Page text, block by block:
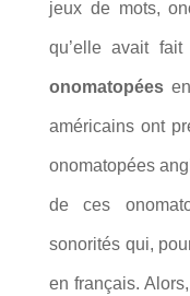
jeux de mots,
qu’elle avait
onomatopéesen
américains ont
onomatopées
de ces
sonorités qui,
en français.